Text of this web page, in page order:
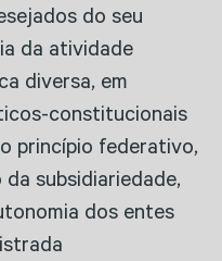
do seu
da atividade
diversa, em
constitucionais
princípio federativo,
subsidiariedade,
dos entes